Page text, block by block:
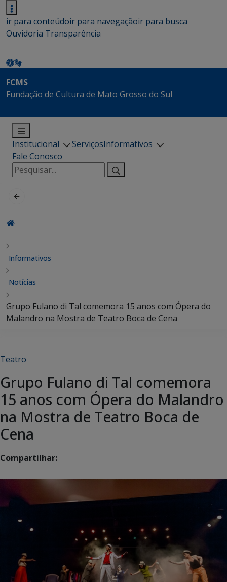
ir para conteúdoir para navegaçãoir para busca
Ouvidoria Transparência
FCMS
Fundação de Cultura de Mato Grosso do Sul
Institucional ServiçosInformativos
Fale Conosco
Pesquisar
por:
Informativos
Notícias
Grupo Fulano di Tal comemora 15 anos com Ópera do
Malandro na Mostra de Teatro Boca de Cena
Teatro
Grupo Fulano di Tal comemora
15 anos com Ópera do Malandro
na Mostra de Teatro Boca de
Cena
Compartilhar: